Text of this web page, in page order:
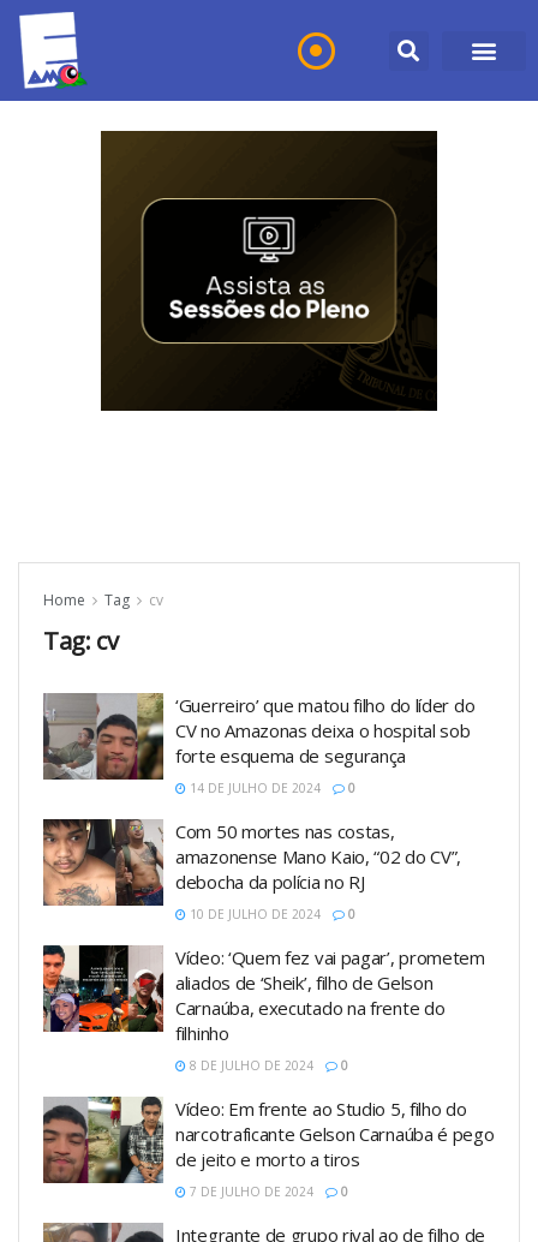
Home Tag cv
Tag: cv
‘Guerreiro’ que matou filho do líder do
CV no Amazonas deixa o hospital sob
forte esquema de segurança
14 DE JULHO DE 2024 0
Com 50 mortes nas costas,
amazonense Mano Kaio, “02 do CV”,
debocha da polícia no RJ
10 DE JULHO DE 2024 0
Vídeo: ‘Quem fez vai pagar’, prometem
aliados de ‘Sheik’, filho de Gelson
Carnaúba, executado na frente do
filhinho
8 DE JULHO DE 2024 0
Vídeo: Em frente ao Studio 5, filho do
narcotraficante Gelson Carnaúba é pego
de jeito e morto a tiros
7 DE JULHO DE 2024 0
Integrante de grupo rival ao de filho de